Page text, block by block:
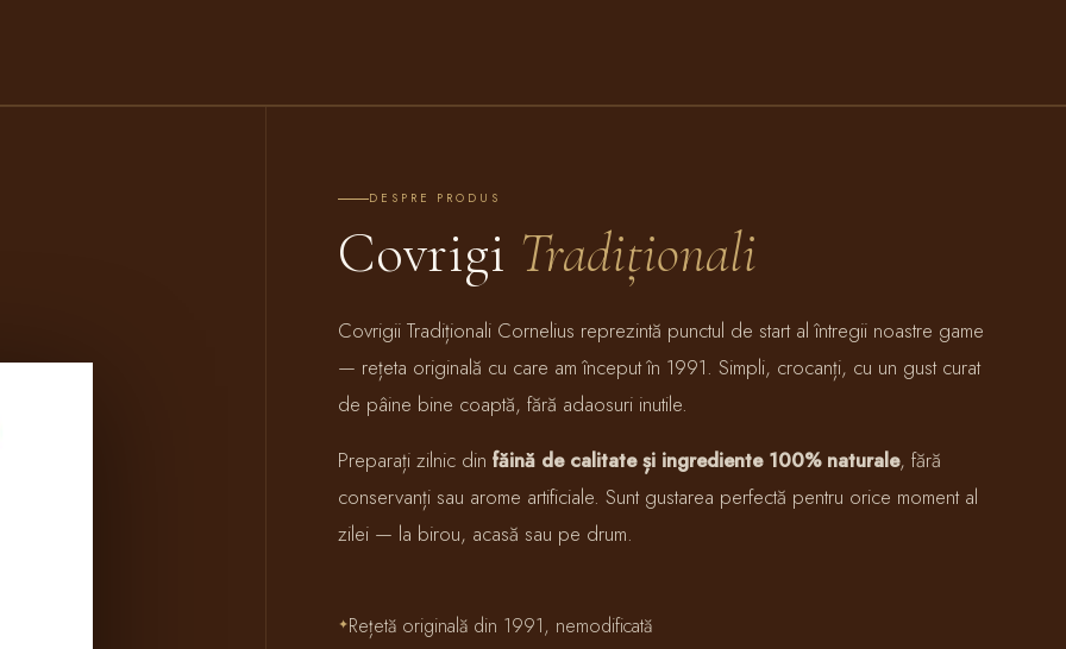
DESPRE PRODUS
Covrigi Tradiționali
Covrigii Tradiționali Cornelius reprezintă punctul de start al întregii noastre game
— rețeta originală cu care am început în 1991. Simpli, crocanți, cu un gust curat
de pâine bine coaptă, fără adaosuri inutile.
Preparați zilnic din făină de calitate și ingrediente 100% naturale, fără
conservanți sau arome artificiale. Sunt gustarea perfectă pentru orice moment al
zilei — la birou, acasă sau pe drum.
Rețetă originală din 1991, nemodificată